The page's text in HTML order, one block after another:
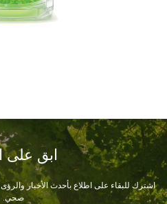
ابق على
اشترك للبقاء على اطلاع بأحدث الأخبار
صحي.